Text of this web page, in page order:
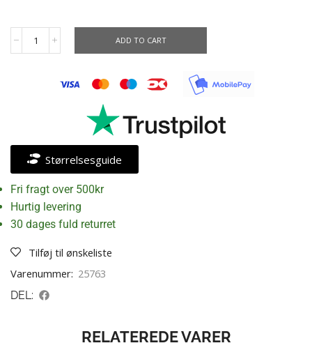
ADD TO CART
Størrelsesguide
Fri fragt over 500kr
Hurtig levering
30 dages fuld returret
Tilføj til ønskeliste
Varenummer: 25763
DEL:
RELATEREDE VARER